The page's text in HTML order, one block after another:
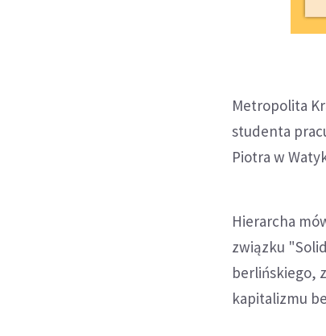
Metropolita
studenta
Piotra w
Hierarcha
związku
berlińskiego,
kapitalizmu